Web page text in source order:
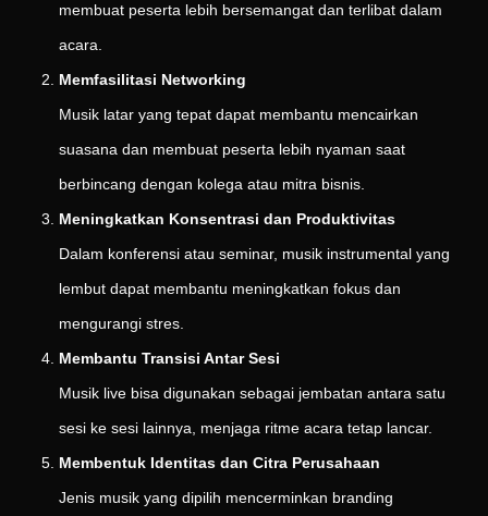
membuat peserta lebih bersemangat dan terlibat dalam
acara.
Memfasilitasi Networking
Musik latar yang tepat dapat membantu mencairkan
suasana dan membuat peserta lebih nyaman saat
berbincang dengan kolega atau mitra bisnis.
Meningkatkan Konsentrasi dan Produktivitas
Dalam konferensi atau seminar, musik instrumental yang
lembut dapat membantu meningkatkan fokus dan
mengurangi stres.
Membantu Transisi Antar Sesi
Musik live bisa digunakan sebagai jembatan antara satu
sesi ke sesi lainnya, menjaga ritme acara tetap lancar.
Membentuk Identitas dan Citra Perusahaan
Jenis musik yang dipilih mencerminkan branding